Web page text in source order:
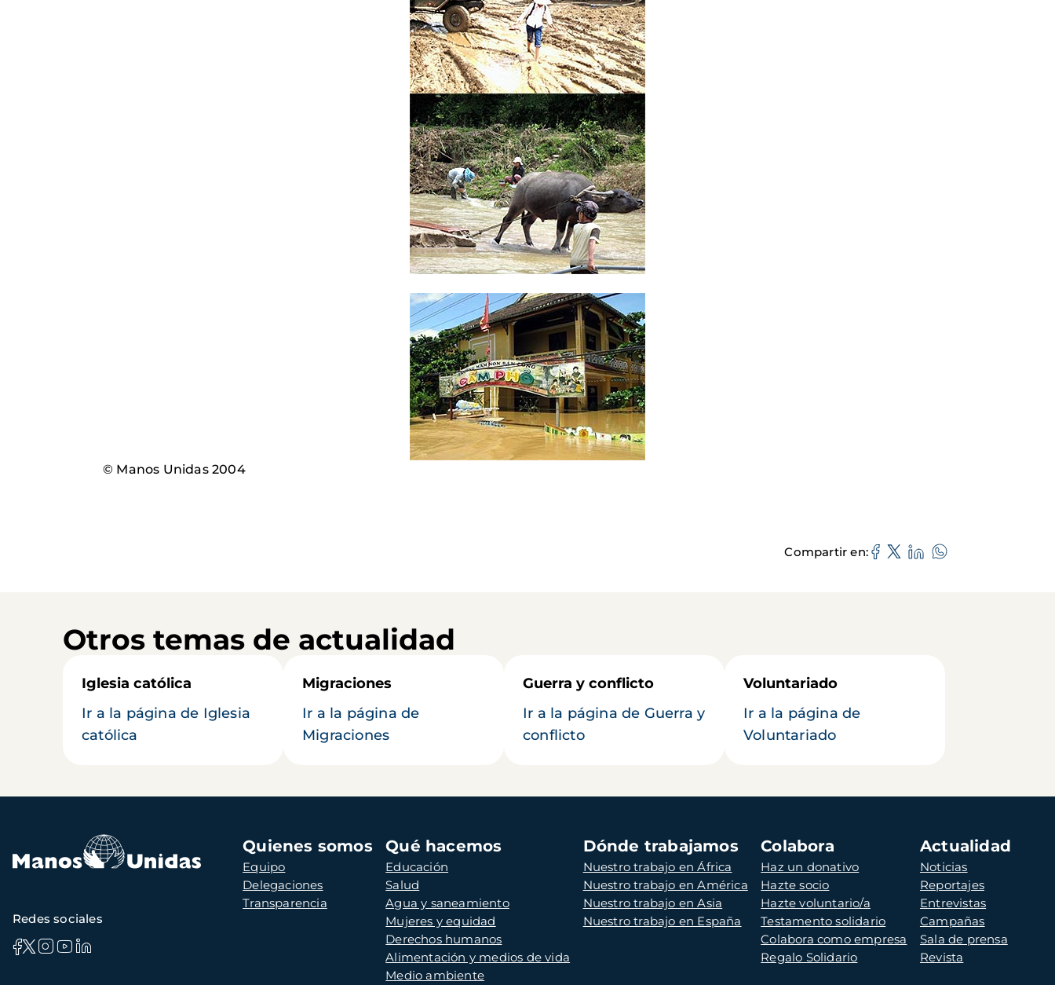
© Manos Unidas 2004
Compartir en
Otros temas de actualidad
Iglesia católica
Ir a la página de Iglesia
católica
Migraciones
Ir a la página de
Migraciones
Guerra y conflicto
Ir a la página de Guerra y
conflicto
Voluntariado
Ir a la página de
Voluntariado
Navegación
principal
Quienes somos
Equipo
Delegaciones
Transparencia
Qué hacemos
Educación
Salud
Agua y saneamiento
Mujeres y equidad
Derechos humanos
Alimentación y medios de vida
Medio ambiente
Dónde trabajamos
Nuestro trabajo en África
Nuestro trabajo en América
Nuestro trabajo en Asia
Nuestro trabajo en España
Colabora
Haz un donativo
Hazte socio
Hazte voluntario/a
Testamento solidario
Colabora como empresa
Regalo Solidario
Actualidad
Noticias
Reportajes
Entrevistas
Campañas
Sala de prensa
Revista
Redes sociales